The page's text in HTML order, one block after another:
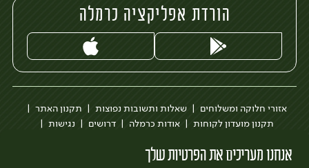
אנחנו מעריכים את הפרטיות שלך
הורדת אפליקציה כרמלה
אזורי חלוקה ומשלוחים שאלות ותשובות נפוצות
תקנון האתר
תקנון מועדון לקוחות
אודות כרמלה דרושים
נגישות
לצפייה בעדכון מדיניות פרטיות